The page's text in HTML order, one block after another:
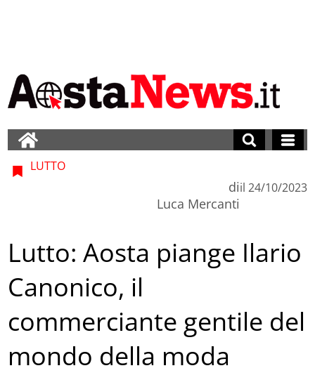
LUTTO
di
Luca Mercanti
il 24/10/2023
Lutto: Aosta piange Ilario
Canonico, il
commerciante gentile del
mondo della moda